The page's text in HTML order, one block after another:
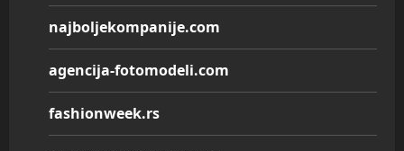
najboljekompanije.com
agencija-fotomodeli.com
fashionweek.rs